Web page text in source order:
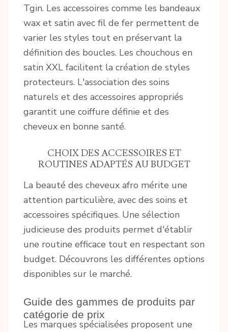
Tgin. Les accessoires comme les bandeaux
wax et satin avec fil de fer permettent de
varier les styles tout en préservant la
définition des boucles. Les chouchous en
satin XXL facilitent la création de styles
protecteurs. L'association des soins
naturels et des accessoires appropriés
garantit une coiffure définie et des
cheveux en bonne santé.
CHOIX DES ACCESSOIRES ET
ROUTINES ADAPTÉS AU BUDGET
La beauté des cheveux afro mérite une
attention particulière, avec des soins et
accessoires spécifiques. Une sélection
judicieuse des produits permet d'établir
une routine efficace tout en respectant son
budget. Découvrons les différentes options
disponibles sur le marché.
Guide des gammes de produits par
catégorie de prix
Les marques spécialisées proposent une